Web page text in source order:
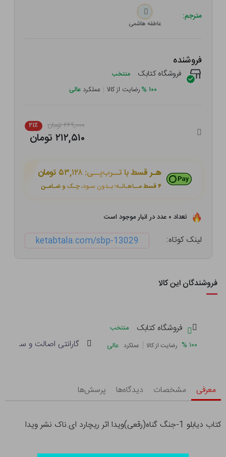
مترجم:
عاطفه هاشمی
فروشنده
فروشگاه کتابک منتخب
۱۰۰ %رضایت از کالا | عملکرد عالی
۲۶۹,۰۰۰ تومان ۲۱٪
۲۱۲,۵۱۰ تومان
هـر قسط با تــرب‌پــی: ۵۳,۱۲۸ تومان
۴ قسط مــاهـانـه؛ بـدون سـود، چـک و ضـامـن
تعداد ۰ عدد در انبار موجود است
لینک کوتاه: ketabtala.com/sbp-13029
فروشندگان این کالا
فروشگاه کتابک
منتخب
۱۰۰ % رضایت از کالا | عملکرد عالی گارانتی اصالت و سلامت
معرفی مشخصات دیدگاه‌ها پرسش‌ها
کتاب دیابلو 1-جنگ گناه(رقعی)ویدا اثر ریچارد ای.ناک نشر ویدا